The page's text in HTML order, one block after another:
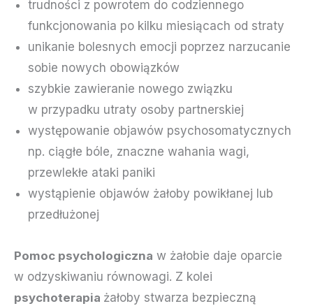
trudności z powrotem do codziennego
funkcjonowania po kilku miesiącach od straty
unikanie bolesnych emocji poprzez narzucanie
sobie nowych obowiązków
szybkie zawieranie nowego związku
w przypadku utraty osoby partnerskiej
występowanie objawów psychosomatycznych
np. ciągłe bóle, znaczne wahania wagi,
przewlekłe ataki paniki
wystąpienie objawów żałoby powikłanej lub
przedłużonej
Pomoc psychologiczna w żałobie daje oparcie
w odzyskiwaniu równowagi. Z kolei
psychoterapia żałoby stwarza bezpieczną